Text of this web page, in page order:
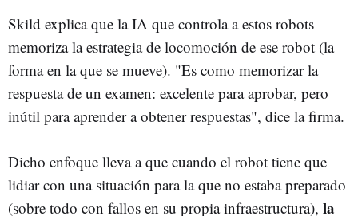
Skild explica que la IA que controla a estos robots
memoriza la estrategia de locomoción de ese robot (la
forma en la que se mueve). "Es como memorizar la
respuesta de un examen: excelente para aprobar, pero
inútil para aprender a obtener respuestas", dice la firma.
Dicho enfoque lleva a que cuando el robot tiene que
lidiar con una situación para la que no estaba preparado
(sobre todo con fallos en su propia infraestructura), la